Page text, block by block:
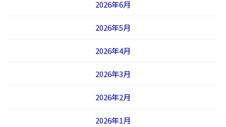
2026年6月
2026年5月
2026年4月
2026年3月
2026年2月
2026年1月